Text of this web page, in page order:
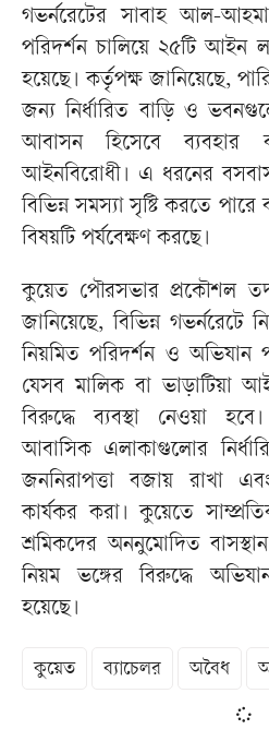
গভর্নরেটের সাবাহ আল-
পরিদর্শন চালিয়ে ২৫টি আইন
হয়েছে। কর্তৃপক্ষ জানিয়েছে,
জন্য নির্ধারিত বাড়ি ও
আবাসন হিসেবে ব্যবহার
আইনবিরোধী। এ ধরনের বসবাস
বিভিন্ন সমস্যা সৃষ্টি করতে
বিষয়টি পর্যবেক্ষণ করছে।
কুয়েত পৌরসভার প্রকৌশল
জানিয়েছে, বিভিন্ন গভর্নরেটে
নিয়মিত পরিদর্শন ও অভিযান
যেসব মালিক বা ভাড়াটিয়া
বিরুদ্ধে ব্যবস্থা নেওয়া
আবাসিক এলাকাগুলোর
জননিরাপত্তা বজায় রাখা
কার্যকর করা। কুয়েতে
শ্রমিকদের অননুমোদিত
নিয়ম ভঙ্গের বিরুদ্ধে
হয়েছে।
কুয়েত ব্যাচেলর অবৈধ